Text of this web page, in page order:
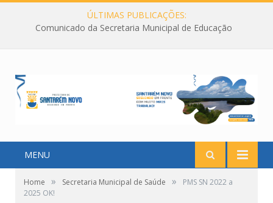
ÚLTIMAS PUBLICAÇÕES:
Comunicado da Secretaria Municipal de Educação
MENU
Home » Secretaria Municipal de Saúde »
PMS SN 2022 a
2025 OK!